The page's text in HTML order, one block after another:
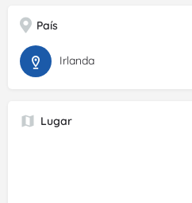
País
Irlanda
Lugar